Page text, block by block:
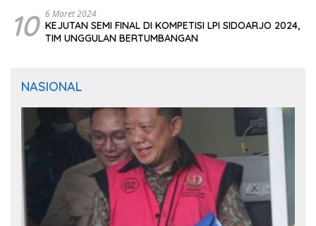
10 6 Maret 2024
KEJUTAN SEMI FINAL DI KOMPETISI LPI SIDOARJO 2024,
TIM UNGGULAN BERTUMBANGAN
NASIONAL